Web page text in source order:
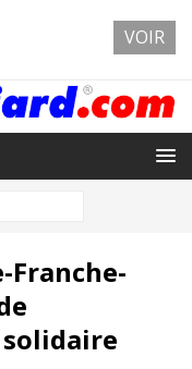
Franche-
solidaire
VOIR